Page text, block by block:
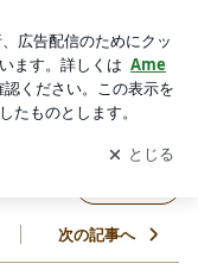
を受け取りまし
開く
次の記事へ